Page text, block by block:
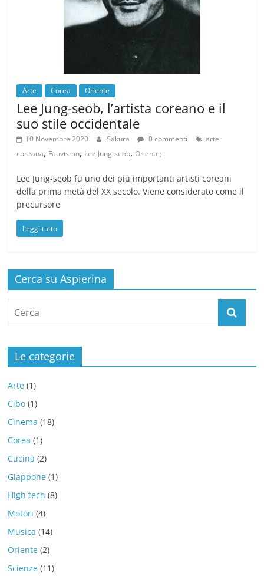
Arte Corea Oriente
Lee Jung-seob, l’artista coreano e il
suo stile occidentale
10 Novembre 2020 Sakura 0 commenti
arte
coreana, Fauvismo, Lee Jung-seob,Oriente;
Lee Jung-seob fu uno dei più importanti artisti coreani
della prima metà del XX secolo. Viene considerato come il
precursore
Leggi tutto
Cerca su Aspierina
Le categorie
Arte (1)
Cibo (1)
Cinema (18)
Corea (1)
Cucina (2)
Giappone (1)
High tech (8)
Motori (4)
Musica (14)
Oriente (2)
Scienze (11)